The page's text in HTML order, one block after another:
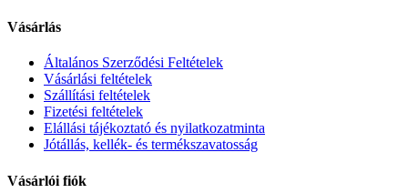
Vásárlás
Általános Szerződési Feltételek
Vásárlási feltételek
Szállítási feltételek
Fizetési feltételek
Elállási tájékoztató és nyilatkozatminta
Jótállás, kellék- és termékszavatosság
Vásárlói fiók